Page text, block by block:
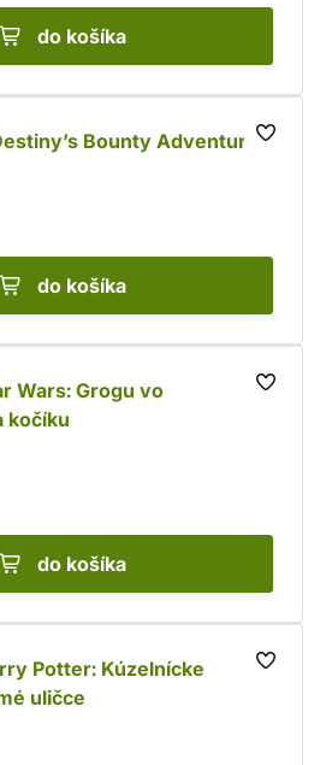
do košíka
Bounty Adventures
do košíka
Wars: Grogu vo
kočíku
do košíka
Potter: Kúzelnícke
uličce